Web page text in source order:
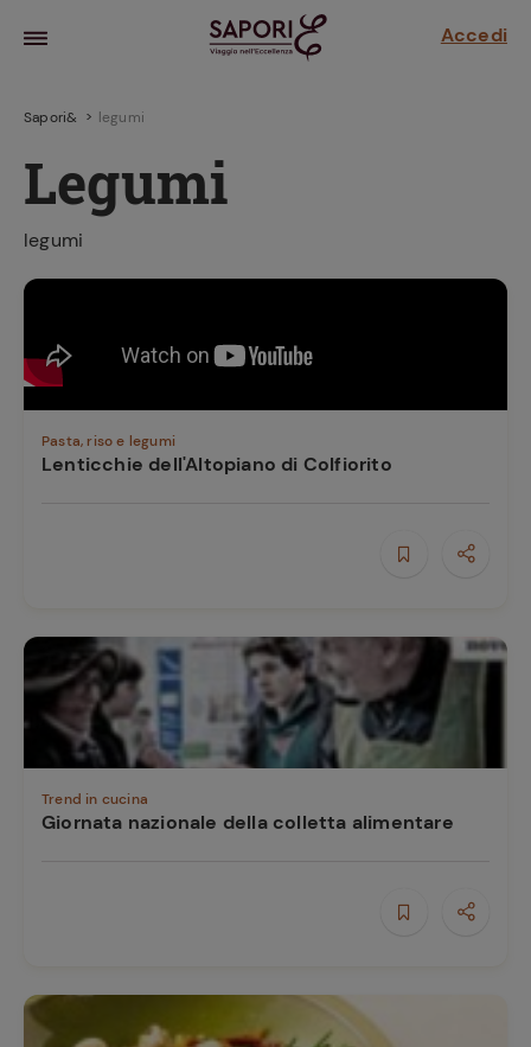
Accedi
la frutta
sensi di
Sapori& legumi
Legumi
legumi
Pasta, riso e legumi
Lenticchie dell'Altopiano di Colfiorito
Trend in cucina
Giornata nazionale della colletta alimentare